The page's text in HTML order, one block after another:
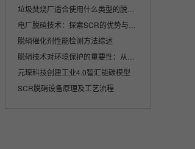
脱硝催化剂性能检测方法综述
元琛科技创建工业4.0智汇能碳模型
SCR脱硝设备原理及工艺流程